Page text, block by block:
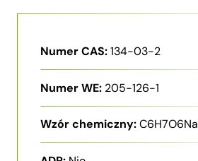
Numer CAS:134-03-2
Numer WE: 205-126-1
Wzór chemiczny:C6H7O6Na